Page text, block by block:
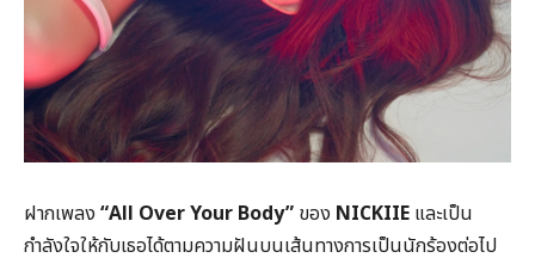
ฝากเพลง “All Over Your Body” ของ NICKIIE และเป็น
กำลังใจให้กับเธอได้ตามความฝันบนเส้นทางการเป็นนักร้องต่อไป